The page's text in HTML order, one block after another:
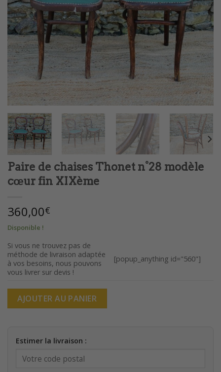
Paire de chaises Thonet n°28 modèle
cœur fin XIXème
360,00€
Disponible !
Si vous ne trouvez pas de
méthode de livraison adaptée
à vos besoins, nous pouvons
vous livrer sur devis !
[popup_anything id="560"]
AJOUTER AU PANIER
Estimer la livraison :